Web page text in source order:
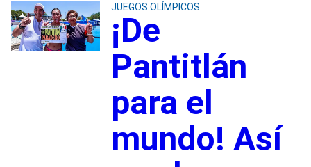
JUEGOS OLÍMPICOS
¡De
Pantitlán
para el
mundo! Así